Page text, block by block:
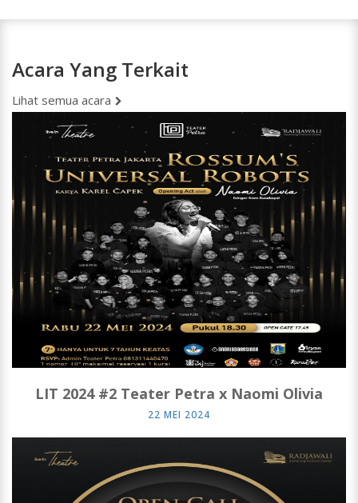
Acara Yang Terkait
Lihat semua acara
LIT 2024 #2 Teater Petra x Naomi Olivia
22 MEI 2024